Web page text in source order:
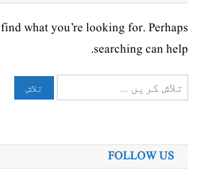
find what you’re looking for. Perhaps
searching can help.
تلاش
کریں
FOLLOW US